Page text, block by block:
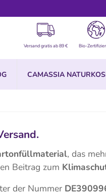
Versand gratis ab 89 € Bio-
CAMASSIA
, das
Beitrag zum
der Nummer